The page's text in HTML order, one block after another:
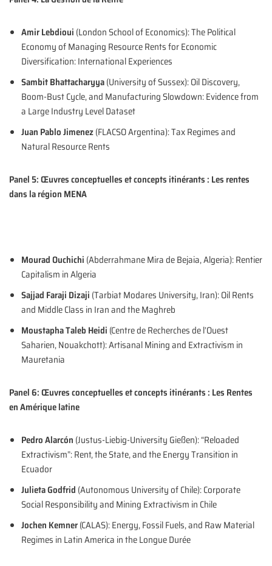
Amir Lebdioui (London School of Economics): The Political
Economy of Managing Resource Rents for Economic
Diversification: International Experiences
Sambit Bhattacharyya(University of Sussex): Oil Discovery,
Boom-Bust Cycle, and Manufacturing Slowdown: Evidence from
a Large Industry Level Dataset
Juan Pablo Jimenez(FLACSO Argentina): Tax Regimes and
Natural Resource Rents
Panel 5: Œuvres conceptuelles et concepts itinérants : Les rentes
dans la région MENA
Mourad Ouchichi (Abderrahmane Mira de Bejaia, Algeria): Rentier
Capitalism in Algeria
Sajjad Faraji Dizaji (Tarbiat Modares University, Iran): Oil Rents
and Middle Class in Iran and the Maghreb
Moustapha Taleb Heidi (Centre de Recherches de l’Ouest
Saharien, Nouakchott): Artisanal Mining and Extractivism in
Mauretania
Panel 6: Œuvres conceptuelles et concepts itinérants : Les Rentes
en Amérique latine
Pedro Alarcón (Justus-Liebig-University Gießen): “Reloaded
Extractivism”: Rent, the State, and the Energy Transition in
Ecuador
Julieta Godfrid (Autonomous University of Chile): Corporate
Social Responsibility and Mining Extractivism in Chile
Jochen Kemner(CALAS): Energy, Fossil Fuels, and Raw Material
Regimes in Latin America in the Longue Durée